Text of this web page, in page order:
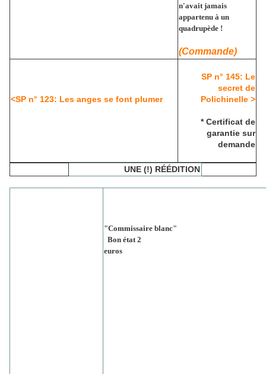
n'avait jamais
appartenu à un
quadrupède !
(Commande)
<SP n° 123: Les anges se font plumer
SP n° 145: Le
secret de
Polichinelle >
* Certificat de
garantie sur
demande
UNE (!) RÉÉDITION
"Commissaire blanc"
Bon état 2
euros